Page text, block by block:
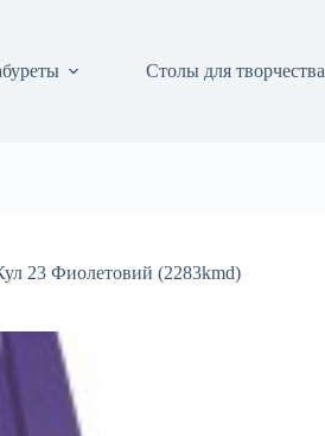
Столы для творчества
23 Фиолетовий (2283kmd)